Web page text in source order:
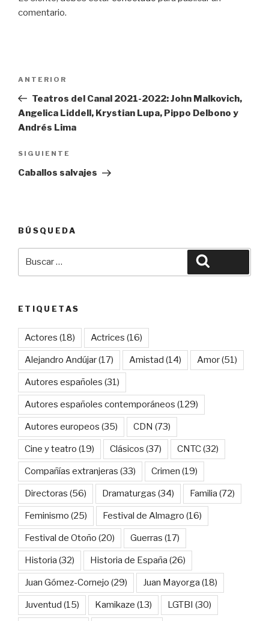
comentario.
entradas
Entrada
anterior:
ANTERIOR
Teatros del Canal 2021-2022: John Malkovich,
Angelica Liddell, Krystian Lupa, Pippo Delbono y
Andrés Lima
Siguiente
entrada
SIGUIENTE
Caballos salvajes
BÚSQUEDA
ETIQUETAS
Actores (18) Actrices (16)
Alejandro Andújar(17) Amistad (14) Amor(51)
Autores españoles (31)
Autores españoles contemporáneos (129)
Autores europeos (35) CDN (73)
Cine y teatro (19) Clásicos (37) CNTC(32)
Compañías extranjeras (33) Crimen (19)
Directoras (56) Dramaturgas (34) Familia (72)
Feminismo (25) Festival de Almagro (16)
Festival de Otoño (20) Guerras (17)
Historia (32) Historia de España (26)
Juan Gómez-Cornejo (29) Juan Mayorga (18)
Juventud (15) Kamikaze (13) LGTBI (30)